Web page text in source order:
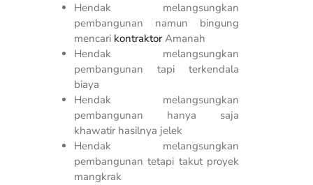
Hendak melangsungkan
pembangunan namun bingung
mencari kontraktorAmanah
Hendak melangsungkan
pembangunan tapi terkendala
biaya
Hendak melangsungkan
pembangunan hanya saja
khawatir hasilnya jelek
Hendak melangsungkan
pembangunan tetapi takut proyek
mangkrak